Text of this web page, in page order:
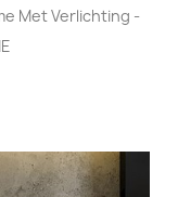
Met Verlichting -